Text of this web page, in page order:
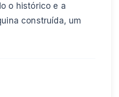
o histórico e a
construída, um